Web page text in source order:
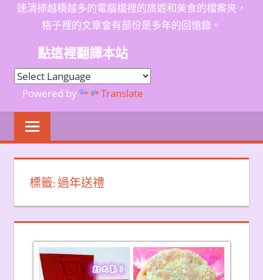
速清掃越積越多的電腦檔裡的旅遊和美食的檔案夾，
格子裡的文章會有部份是多年的回憶錄。
點這裡翻譯本站
Powered by Translate
標籤:過年送禮